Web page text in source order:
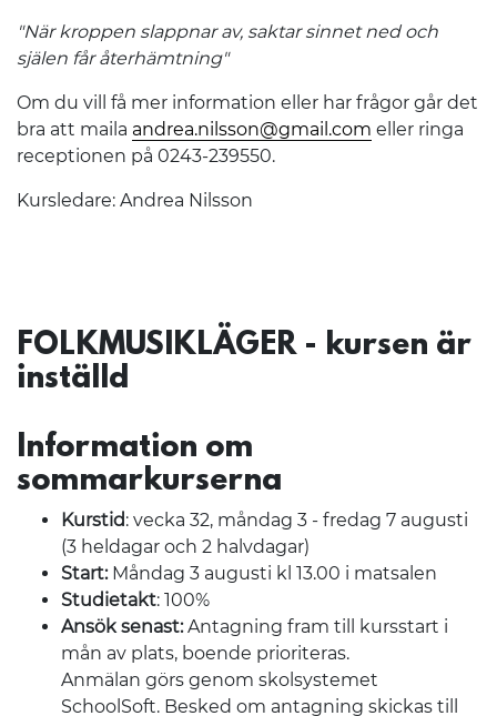
"När kroppen slappnar av, saktar sinnet ned och
själen får återhämtning"
Om du vill få mer information eller har frågor går det
bra att maila andrea.nilsson@gmail.com eller ringa
receptionen på 0243-239550.
Kursledare: Andrea Nilsson
FOLKMUSIKLÄGER - kursen är
inställd
Information om
sommarkurserna
Kurstid: vecka 32, måndag 3 - fredag 7 augusti
(3 heldagar och 2 halvdagar)
Start:Måndag 3 augusti kl 13.00 i matsalen
Studietakt: 100%
Ansök senast:Antagning fram till kursstart i
mån av plats, boende prioriteras.
Anmälan görs genom skolsystemet
SchoolSoft. Besked om antagning skickas till